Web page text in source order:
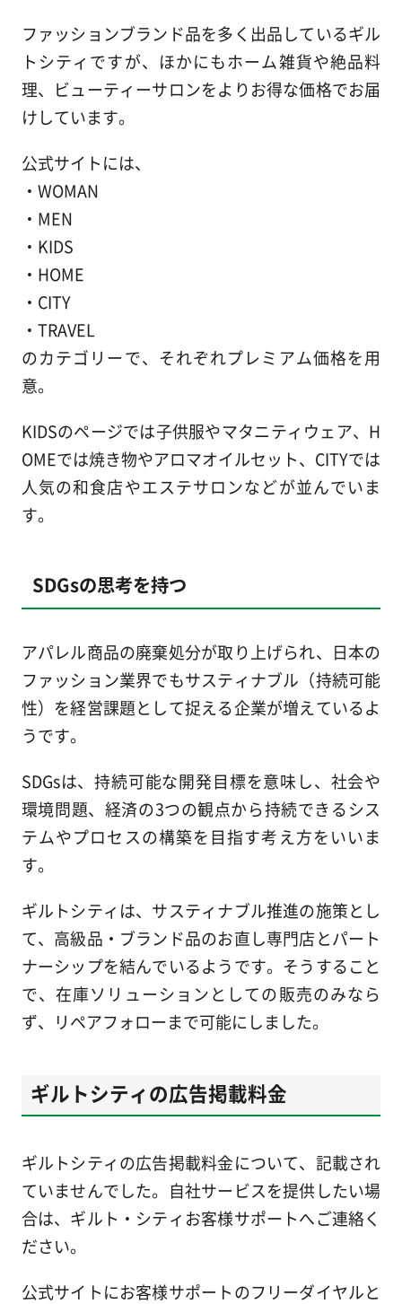
ファッションブランド品を多く出品しているギル
トシティですが、ほかにもホーム雑貨や絶品料
理、ビューティーサロンをよりお得な価格でお届
けしています。
公式サイトには、
・WOMAN
・MEN
・KIDS
・HOME
・CITY
・TRAVEL
のカテゴリーで、それぞれプレミアム価格を用
意。
KIDSのページでは子供服やマタニティウェア、H
OMEでは焼き物やアロマオイルセット、CITYでは
人気の和食店やエステサロンなどが並んでいま
す。
SDGsの思考を持つ
アパレル商品の廃棄処分が取り上げられ、日本の
ファッション業界でもサスティナブル（持続可能
性）を経営課題として捉える企業が増えているよ
うです。
SDGsは、持続可能な開発目標を意味し、社会や
環境問題、経済の3つの観点から持続できるシス
テムやプロセスの構築を目指す考え方をいいま
す。
ギルトシティは、サスティナブル推進の施策とし
て、高級品・ブランド品のお直し専門店とパート
ナーシップを結んでいるようです。そうすること
で、在庫ソリューションとしての販売のみなら
ず、リペアフォローまで可能にしました。
ギルトシティの広告掲載料金
ギルトシティの広告掲載料金について、記載され
ていませんでした。自社サービスを提供したい場
合は、ギルト・シティお客様サポートへご連絡く
ださい。
公式サイトにお客様サポートのフリーダイヤルと